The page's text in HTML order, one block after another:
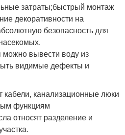
затраты;быстрый монтаж
декоративности на
безопасность для
вывести воду из
видимые дефекты и
канализационные люки
функциям
относят разделение и